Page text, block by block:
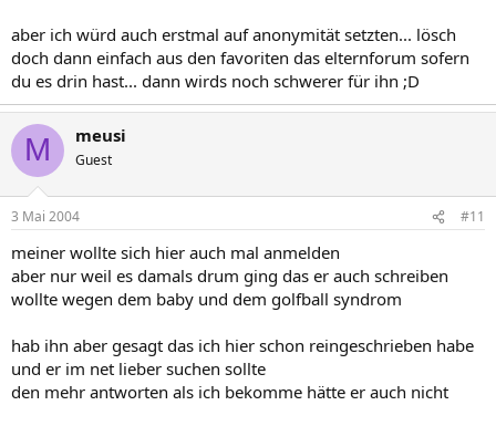
aber ich würd auch erstmal auf anonymität setzten... lösch
doch dann einfach aus den favoriten das elternforum sofern
du es drin hast... dann wirds noch schwerer für ihn ;D
M meusi
Guest
3 Mai 2004 #11
meiner wollte sich hier auch mal anmelden
aber nur weil es damals drum ging das er auch schreiben
wollte wegen dem baby und dem golfball syndrom
hab ihn aber gesagt das ich hier schon reingeschrieben habe
und er im net lieber suchen sollte
den mehr antworten als ich bekomme hätte er auch nicht